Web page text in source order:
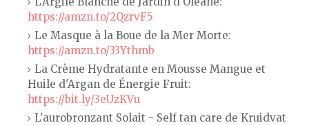
https://amzn.to/2QzrvF5
Le Masque à la Boue de la Mer Morte:
https://amzn.to/33Ythmb
La Crème Hydratante en Mousse Mangue et
Huile d'Argan de Énergie Fruit:
https://bit.ly/3eUzKVu
L'aurobronzant Solait - Self tan care de Kruidvat